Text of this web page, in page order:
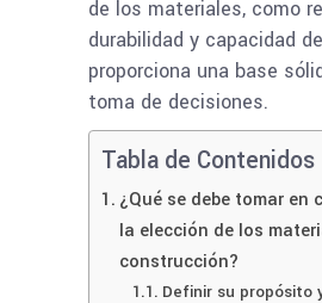
de los materiales, como
durabilidad y capacidad
proporciona una base
toma de decisiones.
Tabla de Contenidos
¿Qué se debe tomar en
la elección de los
construcción?
Definir su propósito